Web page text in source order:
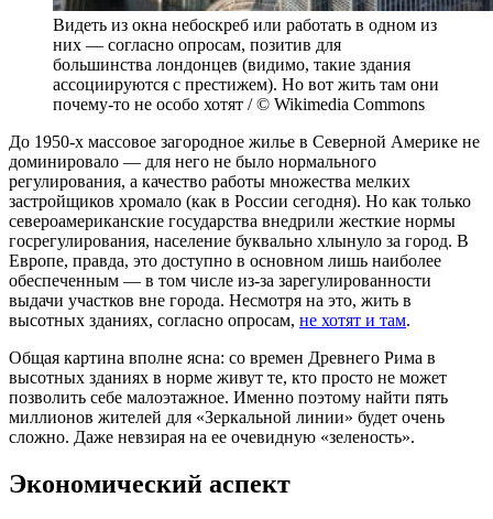
Видеть из окна небоскреб или работать в одном из
них — согласно опросам, позитив для
большинства лондонцев (видимо, такие здания
ассоциируются с престижем). Но вот жить там они
почему-то не особо хотят / © Wikimedia Commons
До 1950-х массовое загородное жилье в Северной Америке не
доминировало — для него не было нормального
регулирования, а качество работы множества мелких
застройщиков хромало (как в России сегодня). Но как только
североамериканские государства внедрили жесткие нормы
госрегулирования, население буквально хлынуло за город. В
Европе, правда, это доступно в основном лишь наиболее
обеспеченным — в том числе из-за зарегулированности
выдачи участков вне города. Несмотря на это, жить в
высотных зданиях, согласно опросам, не хотят и там.
Общая картина вполне ясна: со времен Древнего Рима в
высотных зданиях в норме живут те, кто просто не может
позволить себе малоэтажное. Именно поэтому найти пять
миллионов жителей для «Зеркальной линии» будет очень
сложно. Даже невзирая на ее очевидную «зеленость».
Экономический аспект